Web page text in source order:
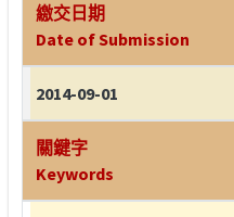
繳交日期
Date of Submission
2014-09-01
關鍵字
Keywords